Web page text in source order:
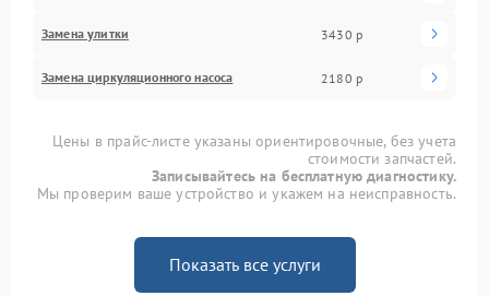
Замена улитки 3430 р
Замена циркуляционного насоса 2180 р
Цены в прайс-листе указаны ориентировочные, без учета
стоимости запчастей.
Записывайтесь на бесплатную диагностику.
Мы проверим ваше устройство и укажем на неисправность.
Показать все услуги